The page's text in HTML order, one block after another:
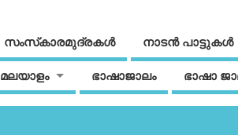
സംസ്‌കാരമുദ്രകള്‍ നാടന്‍ പാട്ടുകള്‍
മലയാളം ഭാഷാജാലം ഭാഷാ